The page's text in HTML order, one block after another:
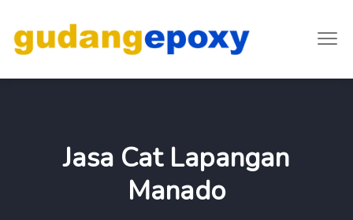
Jasa Cat Lapangan
Manado